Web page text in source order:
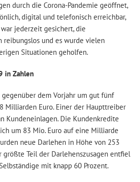
durch die Corona-Pandemie geöffnet,
digital und telefonisch erreichbar,
jederzeit gesichert, die
reibungslos und es wurde vielen
Situationen geholfen.
in Zahlen
dem Vorjahr um gut fünf
Milliarden Euro. Einer der Haupttreiber
Kundeneinlagen. Die Kundenkredite
um 83 Mio. Euro auf eine Milliarde
neue Darlehen in Höhe von 253
größte Teil der Darlehenszusagen entfiel
mit knapp 60 Prozent.